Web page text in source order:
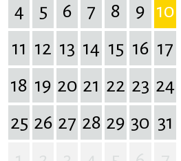
4
5 6 7 8 9 10
11 12 13 14 15 16 17
18 19 20 21 22 23 24
25 26 27 28 29 30 31